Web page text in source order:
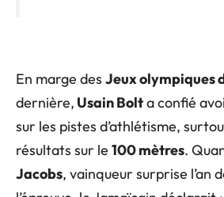
En marge des Jeux olympiques
dernière, Usain Bolta confié
sur les pistes d’athlétisme,
résultats sur le 100 mètres.
Jacobs, vainqueur surprise